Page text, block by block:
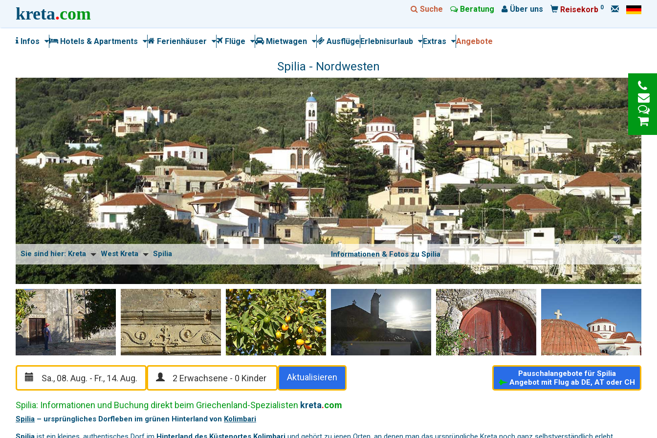
kreta.com Suche Beratung Über uns Reisekorb 0
Infos Hotels & Apartments Ferienhäuser Flüge Mietwagen AusflügeErlebnisurlaub Extras Angebote
Spilia - Nordwesten
Sie sind hier: Kreta West Kreta Spilia Informationen & Fotos zu Spilia
Aktualisieren
Pauschalangebote für Spilia
Angebot mit Flug ab DE, AT oder CH
Spilia: Informationen und Buchung direkt beim Griechenland-Spezialisten kreta.com
Spilia – ursprüngliches Dorfleben im grünen Hinterland von Kolimbari